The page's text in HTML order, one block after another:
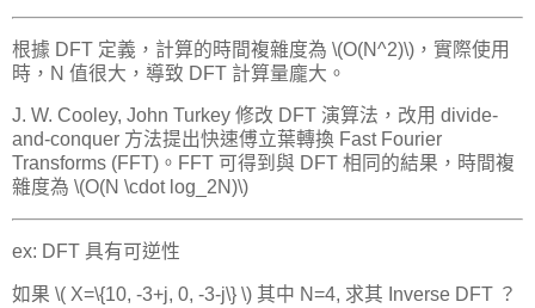
根據 DFT 定義，計算的時間複雜度為 \(O(N^2)\)，實際使用
時，N 值很大，導致 DFT 計算量龐大。
J. W. Cooley, John Turkey 修改 DFT 演算法，改用 divide-
and-conquer 方法提出快速傅立葉轉換 Fast Fourier
Transforms (FFT)。FFT 可得到與 DFT 相同的結果，時間複
雜度為 \(O(N \cdot log_2N)\)
ex: DFT 具有可逆性
如果 \( X=\{10, -3+j, 0, -3-j\} \) 其中 N=4, 求其 Inverse DFT ？